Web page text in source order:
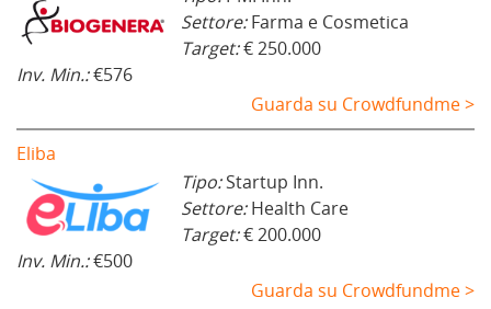
Settore:Farma e Cosmetica
Target:€ 250.000
Inv. Min.:€576
Guarda su Crowdfundme >
Eliba
Tipo:Startup Inn.
Settore:Health Care
Target:€ 200.000
Inv. Min.:€500
Guarda su Crowdfundme >